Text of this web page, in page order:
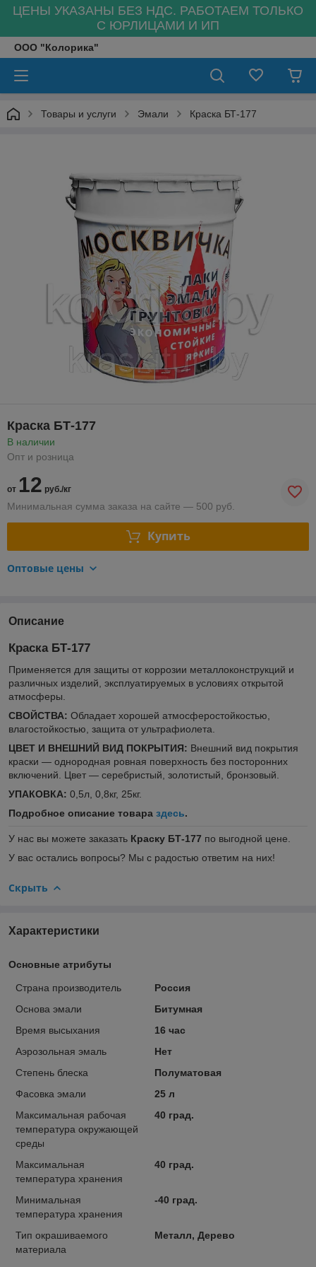
ЦЕНЫ УКАЗАНЫ БЕЗ НДС. РАБОТАЕМ ТОЛЬКО
С ЮРЛИЦАМИ И ИП
ООО "Колорика"
Товары и услуги Эмали Краска БТ-177
Краска БТ-177
В наличии
Опт и розница
от 12 руб./кг
Минимальная сумма заказа на сайте — 500 руб.
Купить
Оптовые цены
Описание
Краска БТ-177
Применяется для защиты от коррозии металлоконструкций и
различных изделий, эксплуатируемых в условиях открытой
атмосферы.
СВОЙСТВА: Обладает хорошей атмосферостойкостью,
влагостойкостью, защита от ультрафиолета.
ЦВЕТ И ВНЕШНИЙ ВИД ПОКРЫТИЯ: Внешний вид покрытия
краски — однородная ровная поверхность без посторонних
включений. Цвет — серебристый, золотистый, бронзовый.
УПАКОВКА: 0,5л, 0,8кг, 25кг.
Подробное описание товара здесь.
У нас вы можете заказать Краску БТ-177 по выгодной цене.
У вас остались вопросы? Мы с радостью ответим на них!
Скрыть
Характеристики
Основные атрибуты
Страна производитель
Россия
Основа эмали
Битумная
Время высыхания
16 час
Аэрозольная эмаль
Нет
Степень блеска
Полуматовая
Фасовка эмали
25 л
Максимальная рабочая
температура окружающей
среды
40 град.
Максимальная
температура хранения
40 град.
Минимальная
температура хранения
-40 град.
Тип окрашиваемого
материала
Металл, Дерево